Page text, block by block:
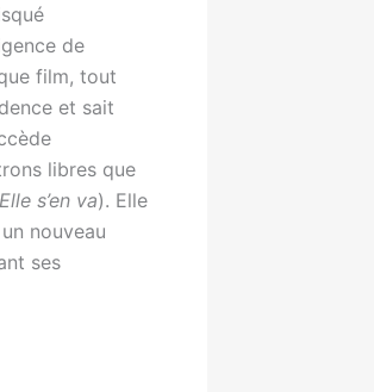
de
film, tout
et sait
libres que
Elle s’en va). Elle
nouveau
ses